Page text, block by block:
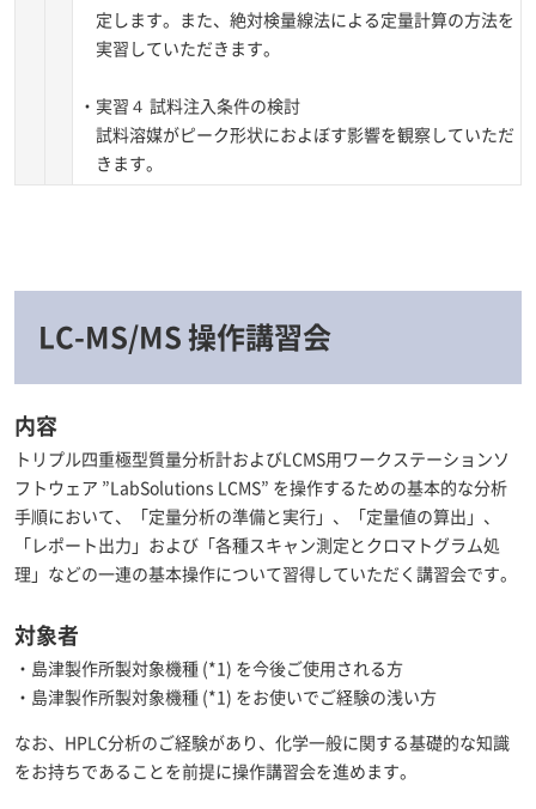
定します。また、絶対検量線法による定量計算の方法を
実習していただきます。
・実習４ 試料注入条件の検討
試料溶媒がピーク形状におよぼす影響を観察していただ
きます。
LC-MS/MS 操作講習会
内容
トリプル四重極型質量分析計およびLCMS用ワークステーションソ
フトウェア ”LabSolutions LCMS” を操作するための基本的な分析
手順において、「定量分析の準備と実行」、「定量値の算出」、
「レポート出力」および「各種スキャン測定とクロマトグラム処
理」などの一連の基本操作について習得していただく講習会です。
対象者
・島津製作所製対象機種 (*1) を今後ご使用される方
・島津製作所製対象機種 (*1) をお使いでご経験の浅い方
なお、HPLC分析のご経験があり、化学一般に関する基礎的な知識
をお持ちであることを前提に操作講習会を進めます。